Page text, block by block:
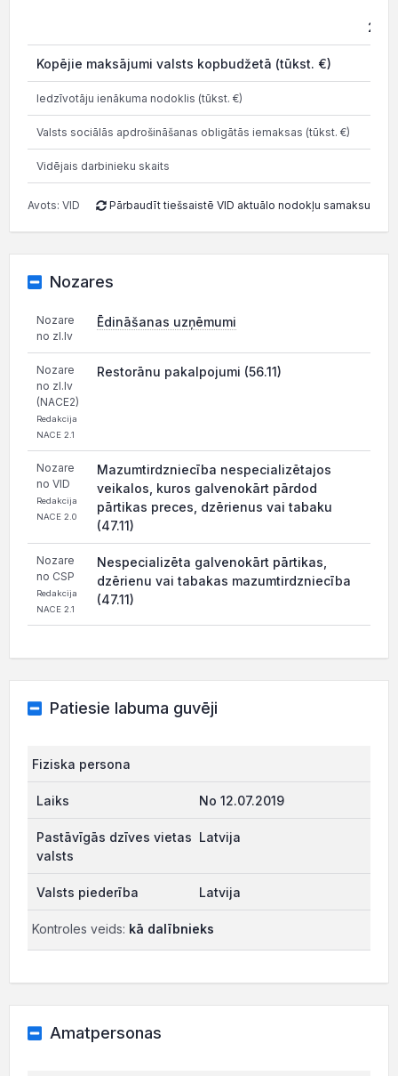
2025
Kopējie maksājumi valsts kopbudžetā (tūkst. €)
Iedzīvotāju ienākuma nodoklis (tūkst. €)
Valsts sociālās apdrošināšanas obligātās iemaksas (tūkst. €)
Vidējais darbinieku skaits
Avots: VID Pārbaudīt tiešsaistē VID aktuālo nodokļu samaksu
Nozares
Nozare
no zl.lv
Ēdināšanas uzņēmumi
Nozare
no zl.lv
(NACE2)
Redakcija
NACE 2.1
Restorānu pakalpojumi (56.11)
Nozare
no VID
Redakcija
NACE 2.0
Mazumtirdzniecība nespecializētajos
veikalos, kuros galvenokārt pārdod
pārtikas preces, dzērienus vai tabaku
(47.11)
Nozare
no CSP
Redakcija
NACE 2.1
Nespecializēta galvenokārt pārtikas,
dzērienu vai tabakas mazumtirdzniecība
(47.11)
Patiesie labuma guvēji
Fiziska persona
No 12.07.2019
Latvija
Latvija
Kontroles veids: kā dalībnieks
Amatpersonas